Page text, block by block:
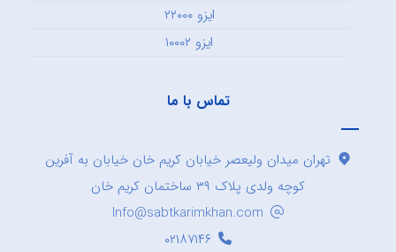
ایزو ۲۲۰۰۰
ایزو ۱۰۰۰۲
تماس با ما
تهران میدان ولیعصر خیابان کریم خان خیابان به آفرین
کوچه ولدی پلاک ۳۹ ساختمان کریم خان
Info@sabtkarimkhan.com
۰۲۱۸۷۱۴۶